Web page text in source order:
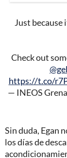
Just because
Check out
https://t.co/
— INEOS
Sin duda, Egan
los días de